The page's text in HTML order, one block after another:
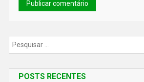
POSTS RECENTES